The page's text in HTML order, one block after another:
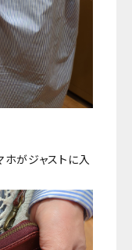
ホがジャストに入